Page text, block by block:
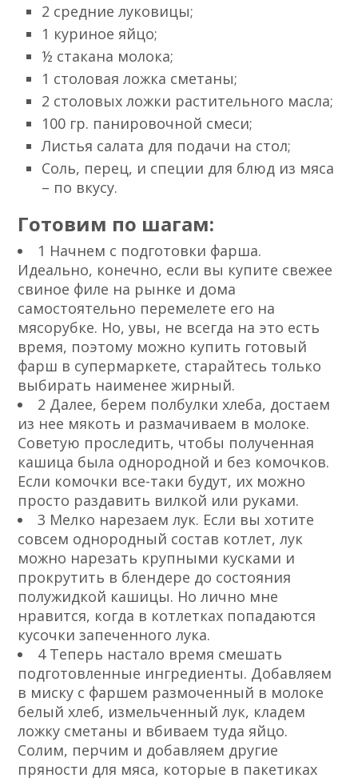
2 средние луковицы;
1 куриное яйцо;
½ стакана молока;
1 столовая ложка сметаны;
2 столовых ложки растительного масла;
100 гр. панировочной смеси;
Листья салата для подачи на стол;
Соль, перец, и специи для блюд из мяса
– по вкусу.
Готовим по шагам:
1 Начнем с подготовки фарша.
Идеально, конечно, если вы купите свежее
свиное филе на рынке и дома
самостоятельно перемелете его на
мясорубке. Но, увы, не всегда на это есть
время, поэтому можно купить готовый
фарш в супермаркете, старайтесь только
выбирать наименее жирный.
2 Далее, берем полбулки хлеба, достаем
из нее мякоть и размачиваем в молоке.
Советую проследить, чтобы полученная
кашица была однородной и без комочков.
Если комочки все-таки будут, их можно
просто раздавить вилкой или руками.
3 Мелко нарезаем лук. Если вы хотите
совсем однородный состав котлет, лук
можно нарезать крупными кусками и
прокрутить в блендере до состояния
полужидкой кашицы. Но лично мне
нравится, когда в котлетках попадаются
кусочки запеченного лука.
4 Теперь настало время смешать
подготовленные ингредиенты. Добавляем
в миску с фаршем размоченный в молоке
белый хлеб, измельченный лук, кладем
ложку сметаны и вбиваем туда яйцо.
Солим, перчим и добавляем другие
пряности для мяса, которые в пакетиках